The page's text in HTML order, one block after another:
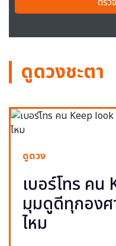
ดูดวงชะตา
ดูดวง
เบอร์โทร คน
มุมดูดีทุกองศ
ไหม